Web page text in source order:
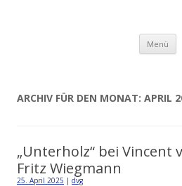
Menü
ARCHIV FÜR DEN MONAT: APRIL
„Unterholz“ bei Vincent
Fritz Wiegmann
25. April 2025 | dvg